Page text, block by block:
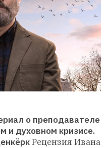
о преподавателе
и духовном кризисе.
Рецензия Ивана